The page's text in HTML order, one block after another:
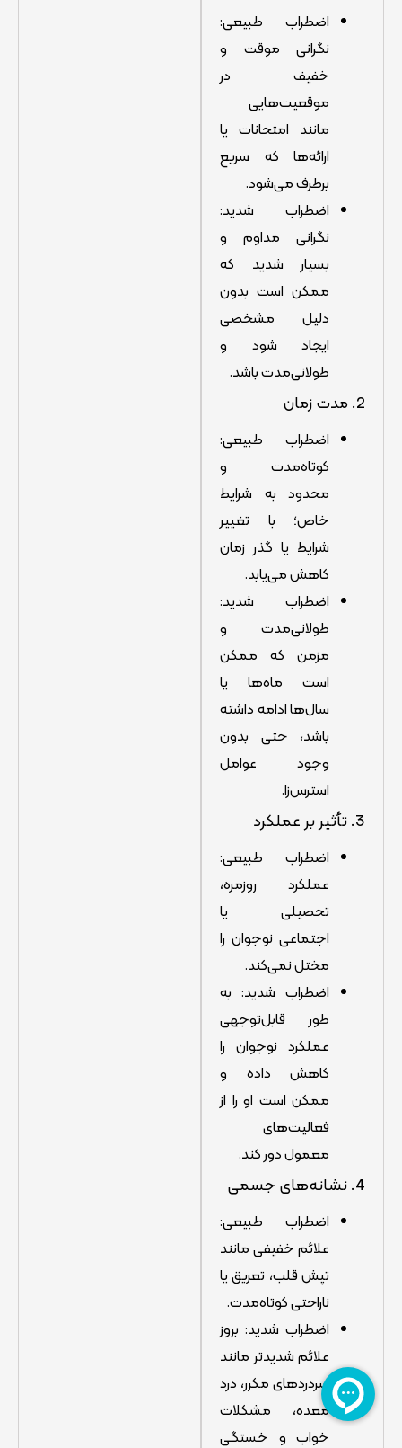
اضطراب طبیعی:
نگرانی موقت و
خفیف در
موقعیت‌هایی
مانند امتحانات یا
ارائه‌ها که سریع
برطرف می‌شود.
اضطراب شدید:
نگرانی مداوم و
بسیار شدید که
ممکن است بدون
دلیل مشخصی
ایجاد شود و
طولانی‌مدت باشد.
2. مدت زمان
اضطراب طبیعی:
کوتاه‌مدت و
محدود به شرایط
خاص؛ با تغییر
شرایط یا گذر زمان
کاهش می‌یابد.
اضطراب شدید:
طولانی‌مدت و
مزمن که ممکن
است ماه‌ها یا
سال‌ها ادامه داشته
باشد، حتی بدون
وجود عوامل
استرس‌زا.
3. تأثیر بر عملکرد
اضطراب طبیعی:
عملکرد روزمره،
تحصیلی یا
اجتماعی نوجوان را
مختل نمی‌کند.
اضطراب شدید: به
طور قابل‌توجهی
عملکرد نوجوان را
کاهش داده و
ممکن است او را از
فعالیت‌های
معمول دور کند.
4. نشانه‌های جسمی
اضطراب طبیعی:
علائم خفیفی مانند
تپش قلب، تعریق یا
ناراحتی کوتاه‌مدت.
اضطراب شدید: بروز
علائم شدیدتر مانند
سردردهای مکرر، درد
معده، مشکلات
خواب و خستگی